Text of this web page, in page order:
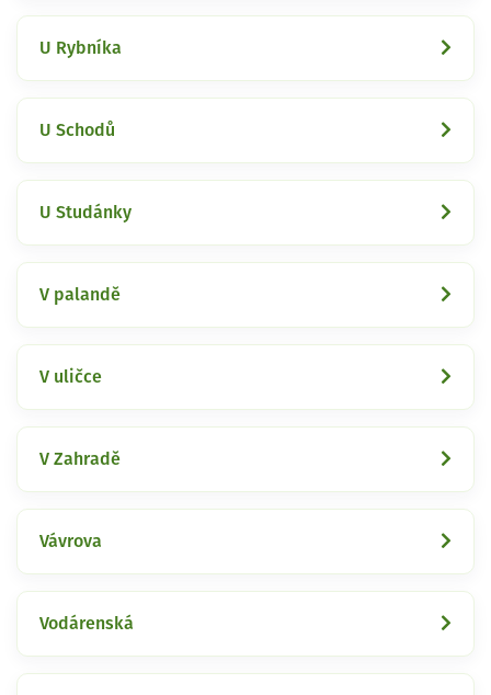
U Rybníka
U Schodů
U Studánky
V palandě
V uličce
V Zahradě
Vávrova
Vodárenská